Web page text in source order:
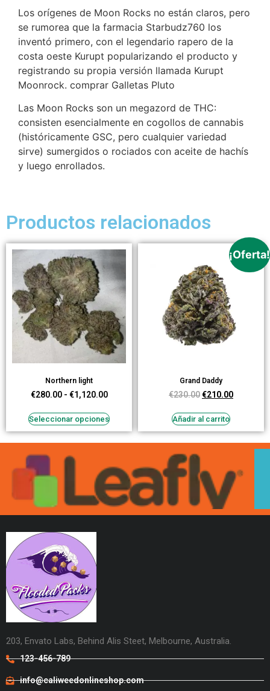
Los orígenes de Moon Rocks no están claros, pero
se rumorea que la farmacia Starbudz760 los
inventó primero, con el legendario rapero de la
costa oeste Kurupt popularizando el producto y
registrando su propia versión llamada Kurupt
Moonrock. comprar Galletas Pluto
Las Moon Rocks son un megazord de THC:
consisten esencialmente en cogollos de cannabis
(históricamente GSC, pero cualquier variedad
sirve) sumergidos o rociados con aceite de hachís
y luego enrollados.
Productos relacionados
Northern light
€280.00 - €1,120.00
Seleccionar opciones
¡Oferta!
Grand Daddy
€230.00€210.00
Añadir al carrito
203, Envato Labs, Behind Alis Steet, Melbourne, Australia.
123-456-789
info@caliweedonlineshop.com